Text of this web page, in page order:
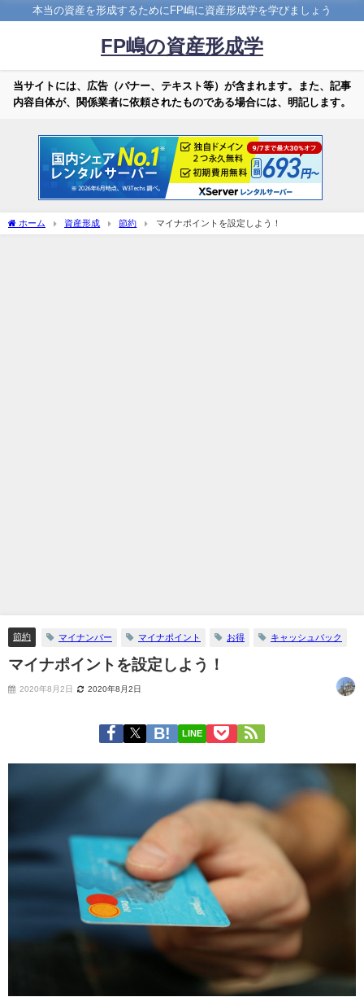
本当の資産を形成するためにFP嶋に資産形成学を学びましょう
FP嶋の資産形成学
当サイトには、広告（バナー、テキスト等）が含まれます。また、記事
内容自体が、関係業者に依頼されたものである場合には、明記します。
ホーム 資産形成 節約 マイナポイントを設定しよう！
節約 マイナンバー マイナポイント お得 キャッシュバック
マイナポイントを設定しよう！
2020年8月2日 2020年8月2日
LINE